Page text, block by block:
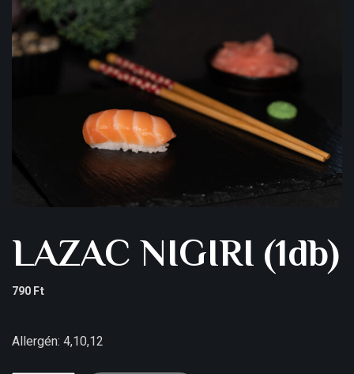
LAZAC NIGIRI (1db)
790Ft
Allergén: 4,10,12